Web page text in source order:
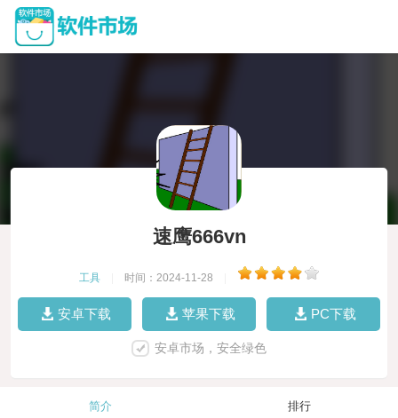
速鹰666vn
工具 时间：2024-11-28
安卓下载 苹果下载 PC下载
安卓市场，安全绿色
简介 排行